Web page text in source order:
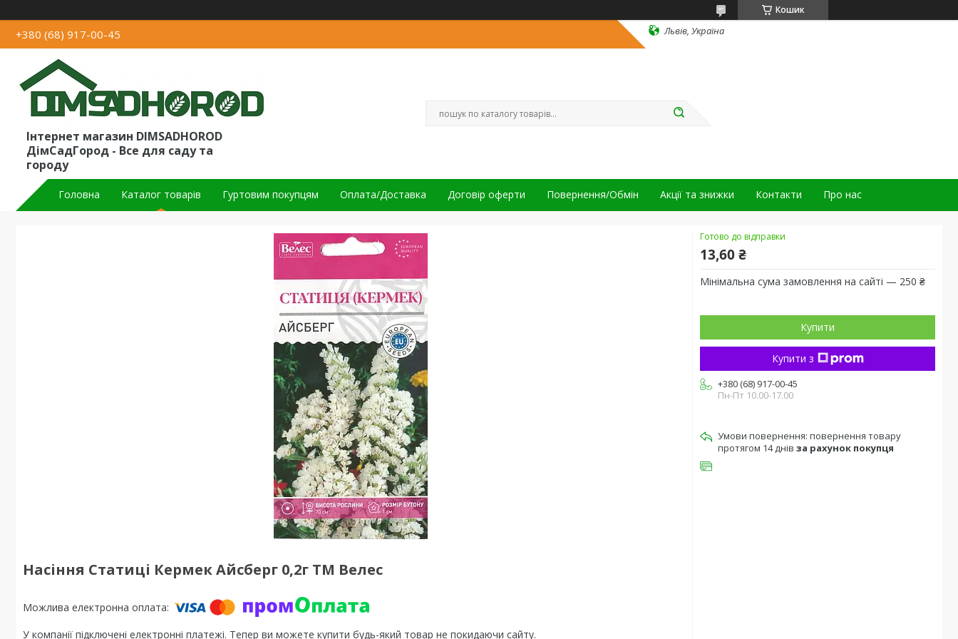
Кошик
+380 (68) 917-00-45 Львів, Україна
Інтернет магазин DIMSADHOROD
ДімСадГород - Все для саду та
городу
Головна Каталог товарів Гуртовим покупцям Оплата/Доставка Договір оферти Повернення/Обмін Акції та знижки Контакти Про нас
Насіння Статиці Кермек Айсберг 0,2г ТМ Велес
У компанії підключені електронні платежі. Тепер ви можете купити будь-який товар не покидаючи сайту.
Готово до відправки
13,60 ₴
Мінімальна сума замовлення на сайті — 250 ₴
Купити
Купити з
+380 (68) 917-00-45
Пн-Пт 10.00-17.00
повернення товару
протягом 14 днів за рахунок покупця